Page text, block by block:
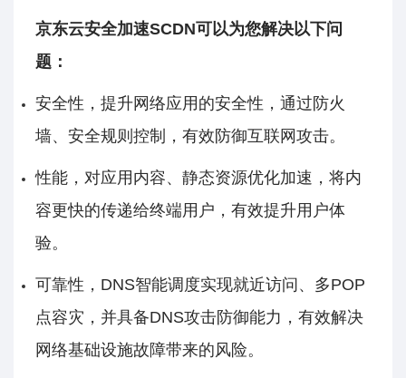
京东云安全加速SCDN可以为您解决以下问
题：
安全性，提升网络应用的安全性，通过防火
墙、安全规则控制，有效防御互联网攻击。
性能，对应用内容、静态资源优化加速，将内
容更快的传递给终端用户，有效提升用户体
验。
可靠性，DNS智能调度实现就近访问、多POP
点容灾，并具备DNS攻击防御能力，有效解决
网络基础设施故障带来的风险。